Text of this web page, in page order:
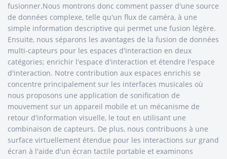
fusionner.Nous montrons donc comment passer d'une source
de données complexe, telle qu'un flux de caméra, à une
simple information descriptive qui permet une fusion légère.
Ensuite, nous séparons les avantages de la fusion de données
multi-capteurs pour les espaces d'interaction en deux
catégories; enrichir l'espace d'interaction et étendre l'espace
d'interaction. Notre contribution aux espaces enrichis se
concentre principalement sur les interfaces musicales où
nous proposons une application de sonification de
mouvement sur un appareil mobile et un mécanisme de
retour d'information visuelle, le tout en utilisant une
combinaison de capteurs. De plus, nous contribuons à une
surface virtuellement étendue pour les interactions sur grand
écran à l'aide d'un écran tactile portable et examinons